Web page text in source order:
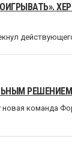
РЕШЕНИЕМ
команда